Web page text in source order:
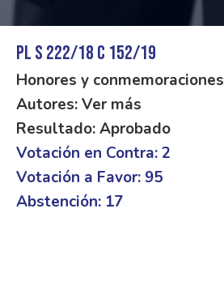
PL S 222/18 C 152/19
Honores y conmemoraciones
Autores: Ver más
Resultado: Aprobado
Votación en Contra: 2
Votación a Favor: 95
Abstención: 17